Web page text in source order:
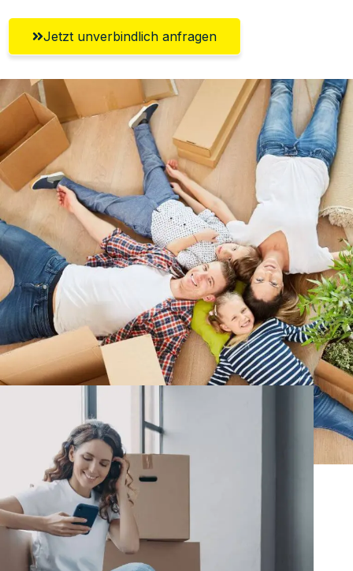
Jetzt unverbindlich anfragen